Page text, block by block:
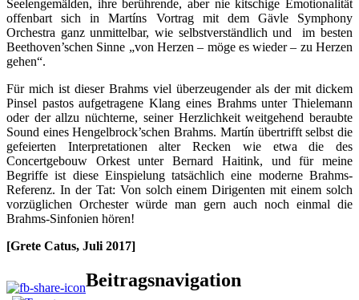
Seelengemälden, ihre berührende, aber nie kitschige Emotionalität
offenbart sich in Martíns Vortrag mit dem Gävle Symphony
Orchestra ganz unmittelbar, wie selbstverständlich und im besten
Beethoven’schen Sinne „von Herzen – möge es wieder – zu Herzen
gehen“.
Für mich ist dieser Brahms viel überzeugender als der mit dickem
Pinsel pastos aufgetragene Klang eines Brahms unter Thielemann
oder der allzu nüchterne, seiner Herzlichkeit weitgehend beraubte
Sound eines Hengelbrock’schen Brahms. Martín übertrifft selbst die
gefeierten Interpretationen alter Recken wie etwa die des
Concertgebouw Orkest unter Bernard Haitink, und für meine
Begriffe ist diese Einspielung tatsächlich eine moderne Brahms-
Referenz. In der Tat: Von solch einem Dirigenten mit einem solch
vorzüglichen Orchester würde man gern auch noch einmal die
Brahms-Sinfonien hören!
[Grete Catus, Juli 2017]
Beitragsnavigation